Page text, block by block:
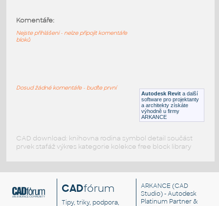
HM LayoutStudio GN1352
HM LayoutStudio GN1351 PowerEntry4-Circuit
Autodesk Revit a další
software pro projektanty
a architekty získáte
výhodně u firmy
ARKANCE
Komentáře:
Nejste přihlášeni - nelze připojit komentáře
bloků
Dosud žádné komentáře - buďte první
CAD download: knihovna rodina symbol detail součást
prvek stafáž výkres kategorie kolekce free block library
CADfórum
Tipy, triky, podpora,
ARKANCE (CAD
Studio) - Autodesk
Platinum Partner &